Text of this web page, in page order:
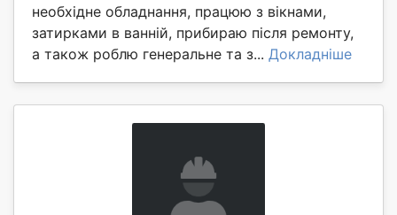
необхідне обладнання, працюю з вікнами,
затирками в ванній, прибираю після ремонту,
а також роблю генеральне та з... Докладніше